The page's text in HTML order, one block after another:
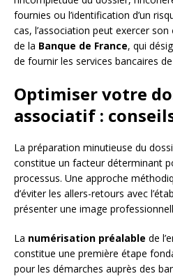
fournies ou l’identification d’un
cas, l’association peut exercer son
de la Banque de France, qui
de fournir les services bancaires
Optimiser votre
associatif :
La préparation minutieuse du
constitue un facteur déterminant
processus. Une approche
d’éviter les allers-retours avec
présenter une image
La numérisation préalable de
constitue une première étape
pour les démarches auprès des